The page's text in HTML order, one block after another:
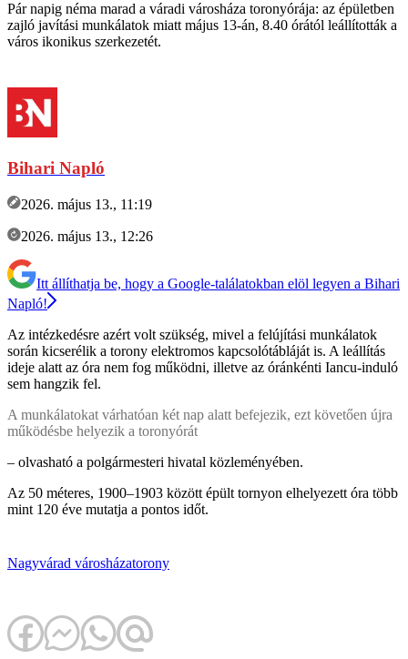
Pár napig néma marad a váradi városháza toronyórája: az épületben
zajló javítási munkálatok miatt május 13-án, 8.40 órától leállították a
város ikonikus szerkezetét.
Bihari Napló
2026. május 13., 11:19
2026. május 13., 12:26
Itt állíthatja be, hogy a Google-találatokban elöl legyen a Bihari
Napló!
Az intézkedésre azért volt szükség, mivel a felújítási munkálatok
során kicserélik a torony elektromos kapcsolótábláját is. A leállítás
ideje alatt az óra nem fog működni, illetve az óránkénti Iancu-induló
sem hangzik fel.
A munkálatokat várhatóan két nap alatt befejezik, ezt követően újra
működésbe helyezik a toronyórát
– olvasható a polgármesteri hivatal közleményében.
Az 50 méteres, 1900–1903 között épült tornyon elhelyezett óra több
mint 120 éve mutatja a pontos időt.
Nagyvárad városházatorony